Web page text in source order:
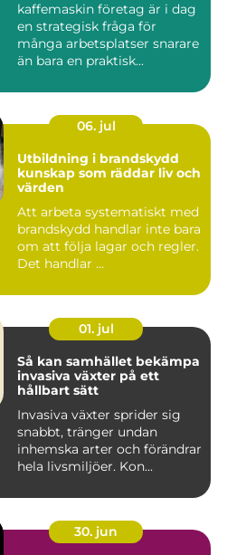
kaffemaskin företag är i dag
en strategisk fråga för
många arbetsplatser snarare
än bara en praktisk...
06. jul
Utbildning i brandskydd
kunskap som räddar liv och
värden
Att arbeta systematiskt med
brandskydd handlar inte bara
om att följa lagar och regler.
Det handlar ...
01. jul
Så kan samhället bekämpa
invasiva växter på ett
hållbart sätt
Invasiva växter sprider sig
snabbt, tränger undan
inhemska arter och förändrar
hela livsmiljöer. Kon...
30. jun